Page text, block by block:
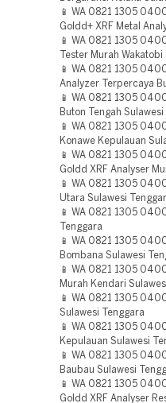
📱 WA 0821 1305
Goldd+ XRF Metal
📱 WA 0821 1305
Tester Murah
📱 WA 0821 1305
Analyzer Terpercaya
📱 WA 0821 1305
Buton Tengah Sulawesi
📱 WA 0821 1305
Konawe Kepulauan
📱 WA 0821 1305
Goldd XRF Analyser
📱 WA 0821 1305
Utara Sulawesi
📱 WA 0821 1305
Tenggara
📱 WA 0821 1305
Bombana Sulawesi
📱 WA 0821 1305
Murah Kendari
📱 WA 0821 1305
Sulawesi Tenggara
📱 WA 0821 1305
Kepulauan Sulawesi
📱 WA 0821 1305
Baubau Sulawesi
📱 WA 0821 1305
Goldd XRF Analyser